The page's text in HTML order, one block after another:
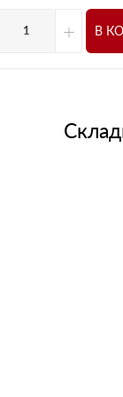
+ В